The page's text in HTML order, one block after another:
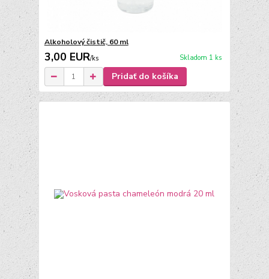
Alkoholový čistič, 60 ml
3,00 EUR/ks Skladom 1 ks
Pridať do košíka